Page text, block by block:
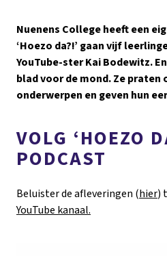
Nuenens College heeft een
‘Hoezo da?!’ gaan vijf
YouTube-ster Kai Bodewitz.
blad voor de mond. Ze praten
onderwerpen en geven hun
VOLG ‘HOEZO
PODCAST
Beluister de afleveringen (hier)
YouTube kanaal.